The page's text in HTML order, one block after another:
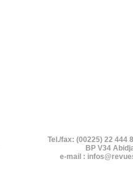
Tel./fax: (00225) 22 444
BP V34
e-mail :